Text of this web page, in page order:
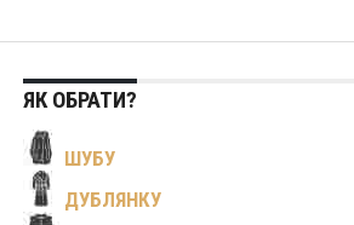
ЯК ОБРАТИ?
ШУБУ
ДУБЛЯНКУ